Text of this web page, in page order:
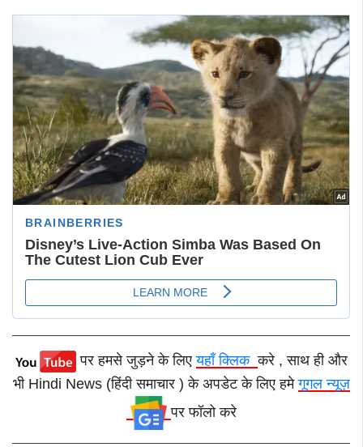
पर हमसे जुड़ने के लिएयहाँ क्लिककरे , साथ ही और
भी Hindi News (हिंदी समाचार ) के अपडेट के लिए हमेगूगल न्यूज़
पर फॉलो करे